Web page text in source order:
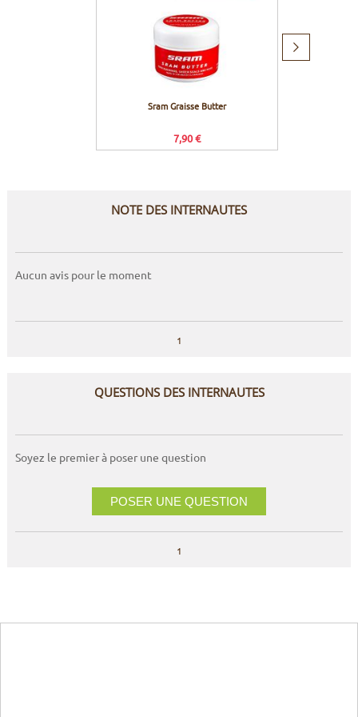
Sram Graisse Butter
7,90 €
Produit
NOTE DES INTERNAUTES
Aucun avis pour le moment
1
QUESTIONS DES INTERNAUTES
Soyez le premier à poser une question
POSER UNE QUESTION
1